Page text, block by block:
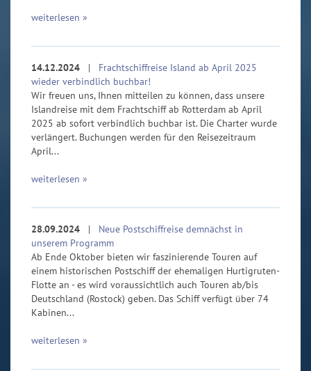
weiterlesen »
14.12.2024 | Frachtschiffreise Island ab April 2025
wieder verbindlich buchbar!
Wir freuen uns, Ihnen mitteilen zu können, dass unsere
Islandreise mit dem Frachtschiff ab Rotterdam ab April
2025 ab sofort verbindlich buchbar ist. Die Charter wurde
verlängert. Buchungen werden für den Reisezeitraum
April...
weiterlesen »
28.09.2024 | Neue Postschiffreise demnächst in
unserem Programm
Ab Ende Oktober bieten wir faszinierende Touren auf
einem historischen Postschiff der ehemaligen Hurtigruten-
Flotte an - es wird voraussichtlich auch Touren ab/bis
Deutschland (Rostock) geben. Das Schiff verfügt über 74
Kabinen...
weiterlesen »